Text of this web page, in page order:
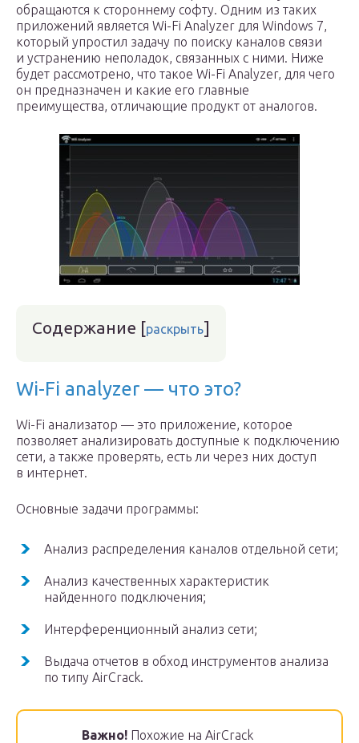
обращаются к стороннему софту. Одним из таких
приложений является Wi-Fi Analyzer для Windows 7,
который упростил задачу по поиску каналов связи
и устранению неполадок, связанных с ними. Ниже
будет рассмотрено, что такое Wi-Fi Analyzer, для чего
он предназначен и какие его главные
преимущества, отличающие продукт от аналогов.
Содержание [раскрыть]
Wi-Fi analyzer — что это?
Wi-Fi анализатор — это приложение, которое
позволяет анализировать доступные к подключению
сети, а также проверять, есть ли через них доступ
в интернет.
Основные задачи программы:
Анализ распределения каналов отдельной сети;
Анализ качественных характеристик
найденного подключения;
Интерференционный анализ сети;
Выдача отчетов в обход инструментов анализа
по типу AirCrack.
Важно! Похожие на AirCrack